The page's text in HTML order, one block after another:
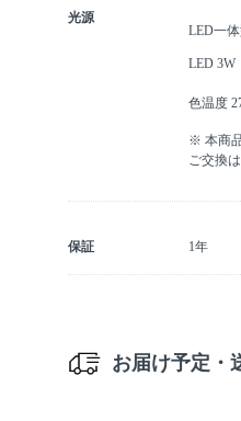
光源
LED一
LED 3W
色温度
※ 本商
ご交換
保証 1年
お届け予定・